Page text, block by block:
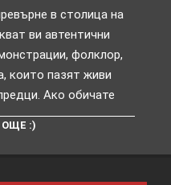
в столица на
ви автентични
фолклор,
които пазят живи
Ако обичате
:)